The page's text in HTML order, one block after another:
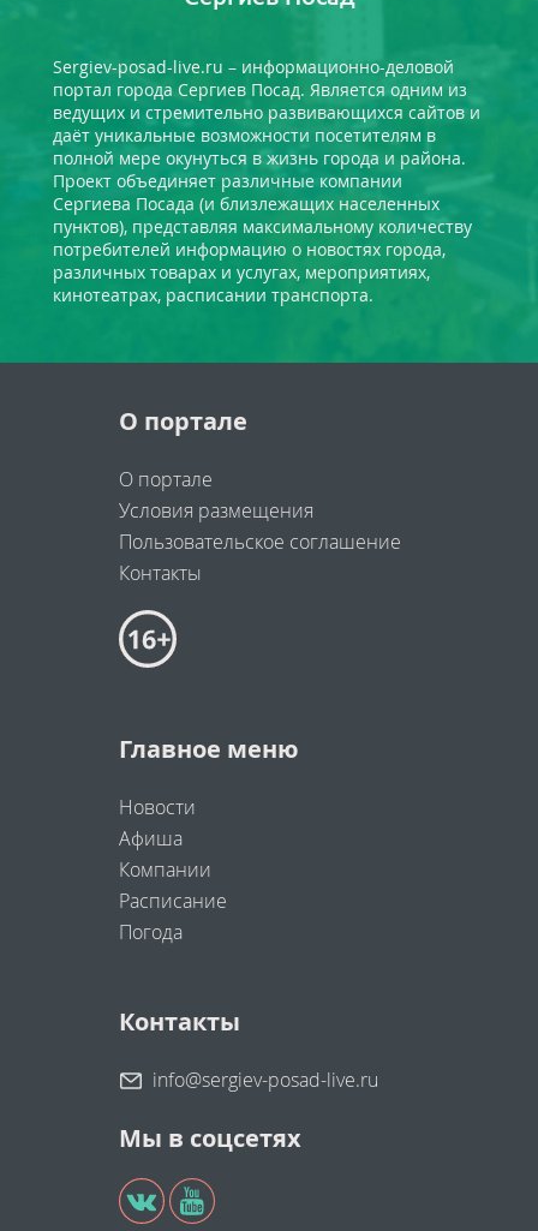
Sergiev-posad-live.ru – информационно-деловой
портал города Сергиев Посад. Является одним из
ведущих и стремительно развивающихся сайтов и
даёт уникальные возможности посетителям в
полной мере окунуться в жизнь города и района.
Проект объединяет различные компании
Сергиева Посада (и близлежащих населенных
пунктов), представляя максимальному количеству
потребителей информацию о новостях города,
различных товарах и услугах, мероприятиях,
кинотеатрах, расписании транспорта.
О портале
О портале
Условия размещения
Пользовательское соглашение
Контакты
Главное меню
Новости
Афиша
Компании
Расписание
Погода
Контакты
info@sergiev-posad-live.ru
Мы в соцсетях